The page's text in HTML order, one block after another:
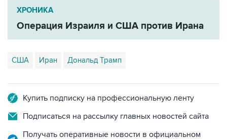
ХРОНИКА
Операция Израиля и США против Ирана
США Иран Дональд Трамп
Купить подписку на профессиональную ленту
Подписаться на рассылку главных новостей сайта
Получать оперативные новости в официальном